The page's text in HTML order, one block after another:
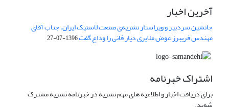
آخرین اخبار
جانشین سردبیر و ویراستار نشریه‌ی صنعت لاستیک ایران، جناب آقای
مهندس فریبرز عوض ملایری دیار فانی را وداع گفت1396-07-27
اشتراک خبرنامه
برای دریافت اخبار و اطلاعیه های مهم نشریه در خبرنامه نشریه مشترک